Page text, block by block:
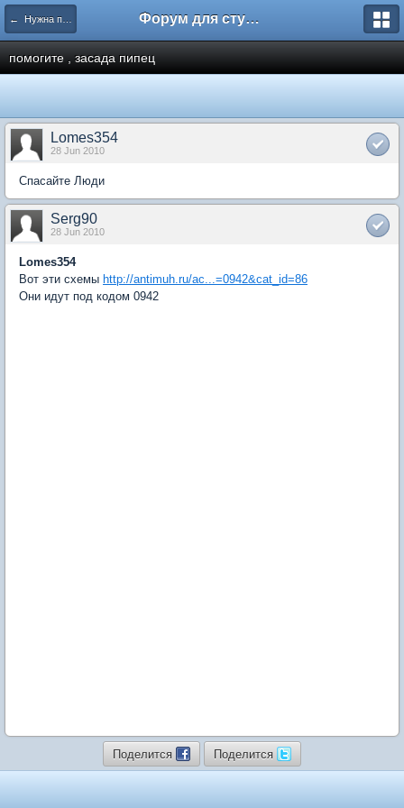
← Нужна помощь Форум для студента СГА
помогите , засада пипец
Lomes354
28 Jun 2010
Спасайте Люди
Serg90
28 Jun 2010
Lomes354
Вот эти схемы http://antimuh.ru/ac...=0942&cat_id=86
Они идут под кодом 0942
Поделится Поделится